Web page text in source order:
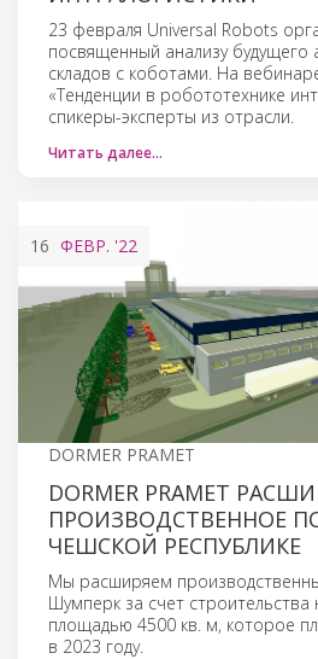
23 февраля Universal Robots
посвященный анализу
складов с коботами. На
«Тенденции в робототехнике
спикеры-эксперты из отрасли.
Читать далее…
16 ФЕВР. '22
DORMER PRAMET
DORMER PRAMET
ПРОИЗВОДСТВЕННОЕ
ЧЕШСКОЙ РЕСПУБЛИКЕ
Мы расширяем
Шумперк за счет строительства
площадью 4500 кв. м, которое
в 2023 году.